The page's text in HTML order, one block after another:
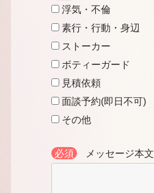
浮気・不倫
素行・行動・身辺
ストーカー
ボティーガード
見積依頼
面談予約(即日不可)
その他
必須 メッセージ本文